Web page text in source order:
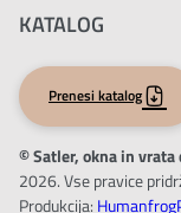
KATALOG
Prenesi katalog
© Satler, okna in vrata
2026. Vse pravice
Produkcija: Humanfrog